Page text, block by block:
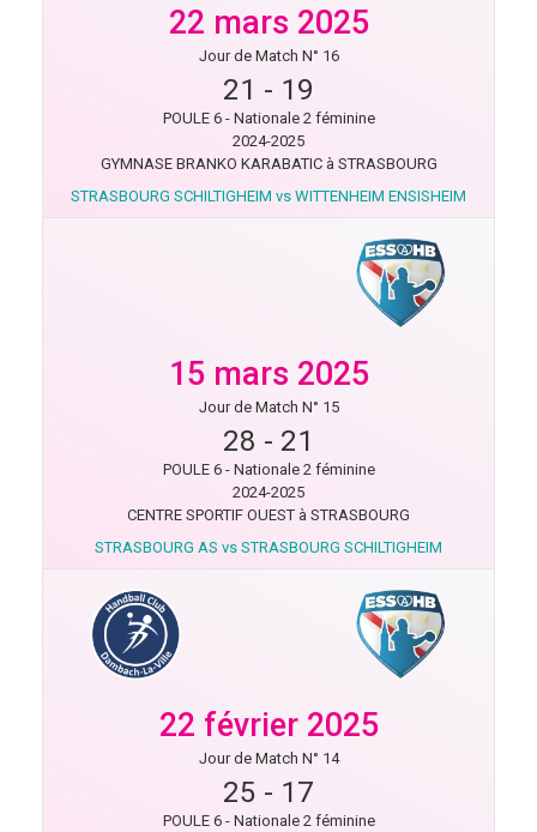
22 mars 2025
Jour de Match N° 16
21 - 19
POULE 6 - Nationale 2 féminine
2024-2025
GYMNASE BRANKO KARABATIC à STRASBOURG
STRASBOURG SCHILTIGHEIM vs WITTENHEIM ENSISHEIM
15 mars 2025
Jour de Match N° 15
28 - 21
POULE 6 - Nationale 2 féminine
2024-2025
CENTRE SPORTIF OUEST à STRASBOURG
STRASBOURG AS vs STRASBOURG SCHILTIGHEIM
22 février 2025
Jour de Match N° 14
25 - 17
POULE 6 - Nationale 2 féminine